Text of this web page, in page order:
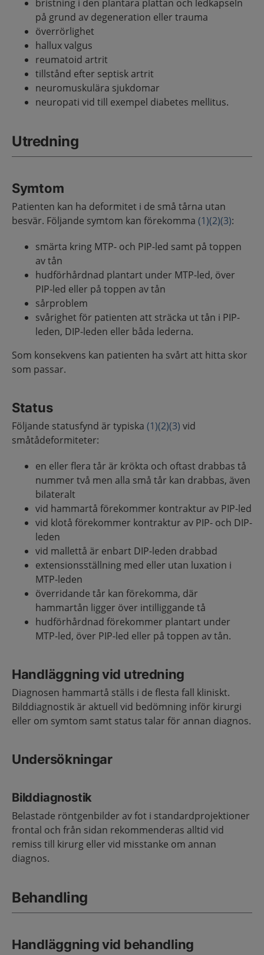
bristning i den plantara plattan och ledkapseln
på grund av degeneration eller trauma
överrörlighet
hallux valgus
reumatoid artrit
tillstånd efter septisk artrit
neuromuskulära sjukdomar
neuropati vid till exempel diabetes mellitus.
Utredning
Symtom
Patienten kan ha deformitet i de små tårna utan
besvär. Följande symtom kan förekomma (1)(2)(3):
smärta kring MTP- och PIP-led samt på toppen
av tån
hudförhårdnad plantart under MTP-led, över
PIP-led eller på toppen av tån
sårproblem
svårighet för patienten att sträcka ut tån i PIP-
leden, DIP-leden eller båda lederna.
Som konsekvens kan patienten ha svårt att hitta skor
som passar.
Status
Följande statusfynd är typiska (1)(2)(3) vid
småtådeformiteter:
en eller flera tår är krökta och oftast drabbas tå
nummer två men alla små tår kan drabbas, även
bilateralt
vid hammartå förekommer kontraktur av PIP-led
vid klotå förekommer kontraktur av PIP- och DIP-
leden
vid mallettå är enbart DIP-leden drabbad
extensionsställning med eller utan luxation i
MTP-leden
överridande tår kan förekomma, där
hammartån ligger över intilliggande tå
hudförhårdnad förekommer plantart under
MTP-led, över PIP-led eller på toppen av tån.
Handläggning vid utredning
Diagnosen hammartå ställs i de flesta fall kliniskt.
Bilddiagnostik är aktuell vid bedömning inför kirurgi
eller om symtom samt status talar för annan diagnos.
Undersökningar
Bilddiagnostik
Belastade röntgenbilder av fot i standardprojektioner
frontal och från sidan rekommenderas alltid vid
remiss till kirurg eller vid misstanke om annan
diagnos.
Behandling
Handläggning vid behandling